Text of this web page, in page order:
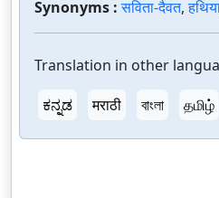
Synonyms :सविता-दैवत,
Translation in other
ಕನ್ನಡ
मराठी বাংলা தமிழ்